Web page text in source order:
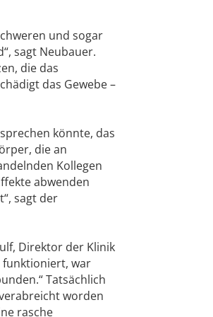
und sogar
sagt Neubauer.
die das
das Gewebe –
könnte, das
die an
Kollegen
abwenden
sagt der
Direktor der Klinik
funktioniert, war
Tatsächlich
worden
rasche